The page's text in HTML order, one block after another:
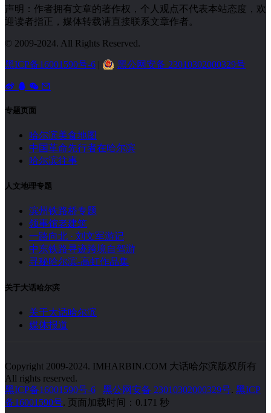
声明：作者拥有文章的著作权，个人观点不代表本站态度，欢
迎读者指正，媒体转载请直接联系文章作者。
© 2009-2024. All Rights Reserved.
黑ICP备16001590号-6 | 黑公网安备 23010302000329号
专题页面
哈尔滨美食地图
中国革命先行者在哈尔滨
哈尔滨往事
人文地理专题
滨州铁路桥专题
领事馆老建筑
一路向北 · 刘文军游记
中东铁路寻迹跨境自驾游
寻秘哈尔滨-高虹作品集
关于大话哈尔滨
关于大话哈尔滨
媒体报道
Copyright 2009-2024. IMHARBIN.COM 大话哈尔滨版权所有
All rights reserved.
黑ICP备16001590号-6
黑公网安备 23010302000329号. 黑ICP
备16001590号. 页面加载时间：0.171 秒